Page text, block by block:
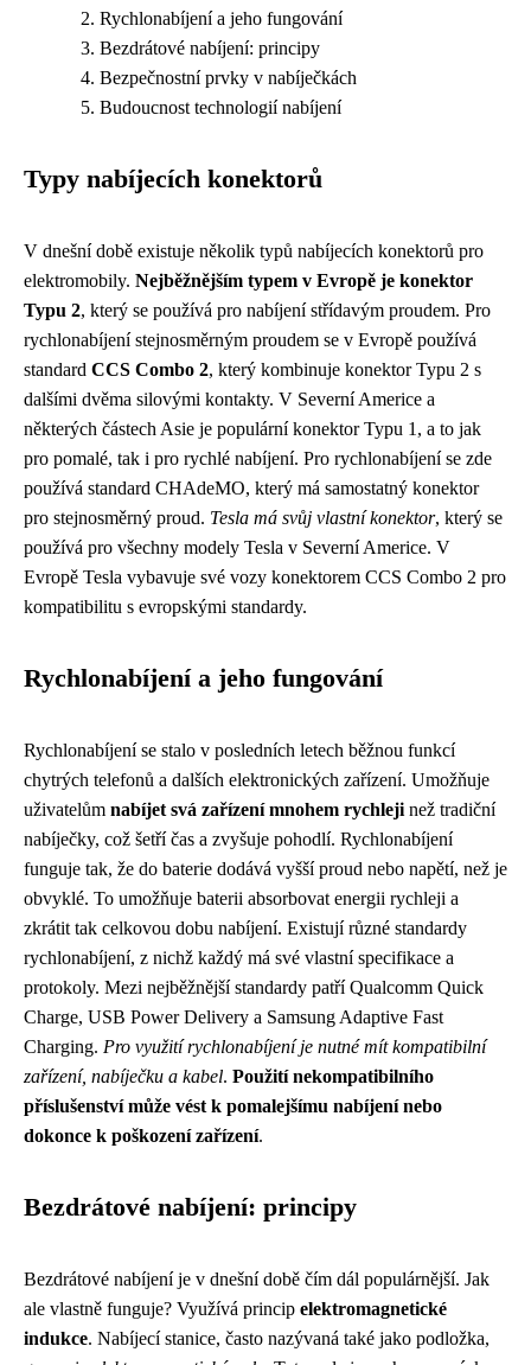
Rychlonabíjení a jeho fungování
Bezdrátové nabíjení: principy
Bezpečnostní prvky v nabíječkách
Budoucnost technologií nabíjení
Typy nabíjecích konektorů
V dnešní době existuje několik typů nabíjecích konektorů pro
elektromobily. Nejběžnějším typem v Evropě je konektor
Typu 2, který se používá pro nabíjení střídavým proudem. Pro
rychlonabíjení stejnosměrným proudem se v Evropě používá
standard CCS Combo 2, který kombinuje konektor Typu 2 s
dalšími dvěma silovými kontakty. V Severní Americe a
některých částech Asie je populární konektor Typu 1, a to jak
pro pomalé, tak i pro rychlé nabíjení. Pro rychlonabíjení se zde
používá standard CHAdeMO, který má samostatný konektor
pro stejnosměrný proud. Tesla má svůj vlastní konektor, který se
používá pro všechny modely Tesla v Severní Americe. V
Evropě Tesla vybavuje své vozy konektorem CCS Combo 2 pro
kompatibilitu s evropskými standardy.
Rychlonabíjení a jeho fungování
Rychlonabíjení se stalo v posledních letech běžnou funkcí
chytrých telefonů a dalších elektronických zařízení. Umožňuje
uživatelům nabíjet svá zařízení mnohem rychleji než tradiční
nabíječky, což šetří čas a zvyšuje pohodlí. Rychlonabíjení
funguje tak, že do baterie dodává vyšší proud nebo napětí, než je
obvyklé. To umožňuje baterii absorbovat energii rychleji a
zkrátit tak celkovou dobu nabíjení. Existují různé standardy
rychlonabíjení, z nichž každý má své vlastní specifikace a
protokoly. Mezi nejběžnější standardy patří Qualcomm Quick
Charge, USB Power Delivery a Samsung Adaptive Fast
Charging. Pro využití rychlonabíjení je nutné mít kompatibilní
zařízení, nabíječku a kabel. Použití nekompatibilního
příslušenství může vést k pomalejšímu nabíjení nebo
dokonce k poškození zařízení.
Bezdrátové nabíjení: principy
Bezdrátové nabíjení je v dnešní době čím dál populárnější. Jak
ale vlastně funguje? Využívá princip elektromagnetické
indukce. Nabíjecí stanice, často nazývaná také jako podložka,